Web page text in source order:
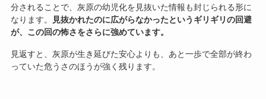
分されることで、灰原の幼児化を見抜いた情報も封じられる形に
なります。
見抜かれたのに広がらなかったというギリギリの回避
が、この回の怖さをさらに強めています。
見返すと、灰原が生き延びた安心よりも、あと一歩で全部が終わ
っていた危うさのほうが強く残ります。